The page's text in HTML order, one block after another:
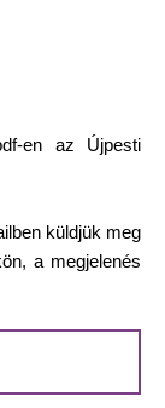
en az Újpesti
küldjük meg
a megjelenés